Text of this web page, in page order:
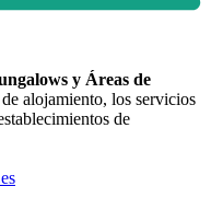
y Áreas de
alojamiento, los servicios
de